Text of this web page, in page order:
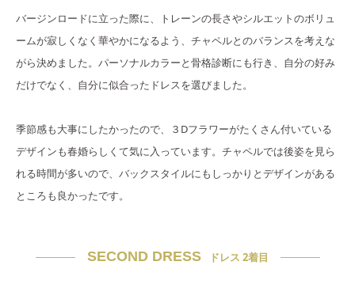
バージンロードに立った際に、トレーンの長さやシルエットのボリュ
ームが寂しくなく華やかになるよう、チャペルとのバランスを考えな
がら決めました。パーソナルカラーと骨格診断にも行き、自分の好み
だけでなく、自分に似合ったドレスを選びました。
季節感も大事にしたかったので、３Dフラワーがたくさん付いている
デザインも春婚らしくて気に入っています。チャペルでは後姿を見ら
れる時間が多いので、バックスタイルにもしっかりとデザインがある
ところも良かったです。
SECOND DRESS ドレス 2着目